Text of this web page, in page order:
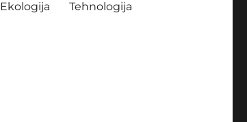
Ekologija Tehnologija